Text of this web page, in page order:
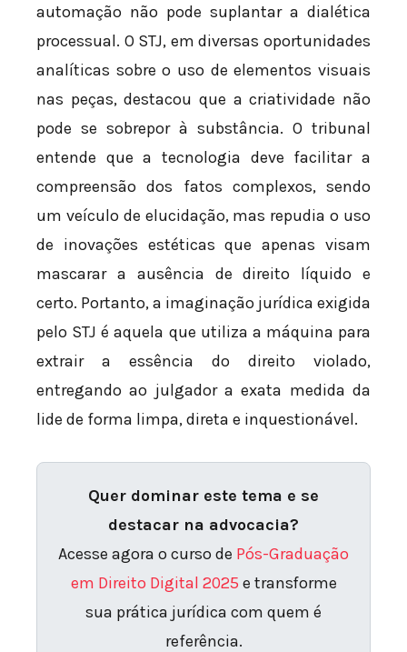
automação não pode suplantar a dialética
processual. O STJ, em diversas oportunidades
analíticas sobre o uso de elementos visuais
nas peças, destacou que a criatividade não
pode se sobrepor à substância. O tribunal
entende que a tecnologia deve facilitar a
compreensão dos fatos complexos, sendo
um veículo de elucidação, mas repudia o uso
de inovações estéticas que apenas visam
mascarar a ausência de direito líquido e
certo. Portanto, a imaginação jurídica exigida
pelo STJ é aquela que utiliza a máquina para
extrair a essência do direito violado,
entregando ao julgador a exata medida da
lide de forma limpa, direta e inquestionável.
Quer dominar este tema e se
destacar na advocacia?
Acesse agora o curso de Pós-Graduação
em Direito Digital 2025 e transforme
sua prática jurídica com quem é
referência.